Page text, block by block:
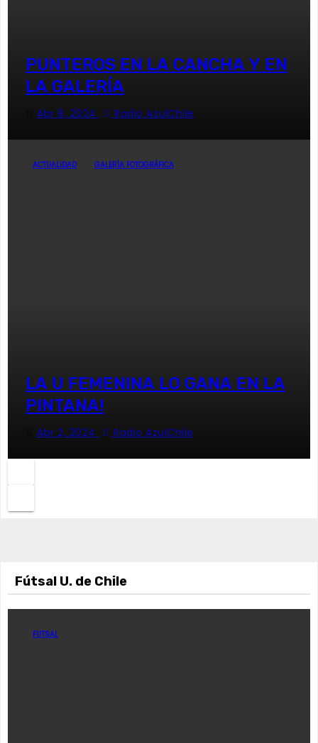
PUNTEROS EN LA CANCHA Y EN
LA GALERÍA
Abr 8, 2024 Radio AzulChile
ACTUALIDAD GALERÍA FOTOGRÁFICA
LA U FEMENINA LO GANA EN LA
PINTANA!
Abr 2, 2024 Radio AzulChile
Fútsal U. de Chile
FUTSAL